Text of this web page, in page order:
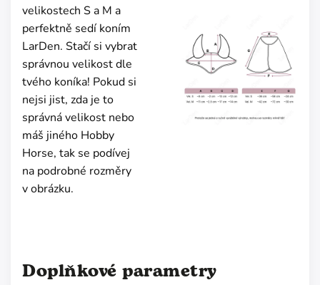
velikostech S a M a
perfektně sedí koním
LarDen. Stačí si vybrat
správnou velikost dle
tvého koníka! Pokud si
nejsi jist, zda je to
správná velikost nebo
máš jiného Hobby
Horse, tak se podívej
na podrobné rozměry
v obrázku.
Doplňkové parametry